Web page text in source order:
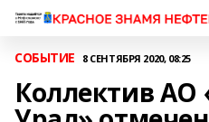
СОБЫТИЕ 8 СЕНТЯБРЯ 2020, 08:25
Коллектив АО